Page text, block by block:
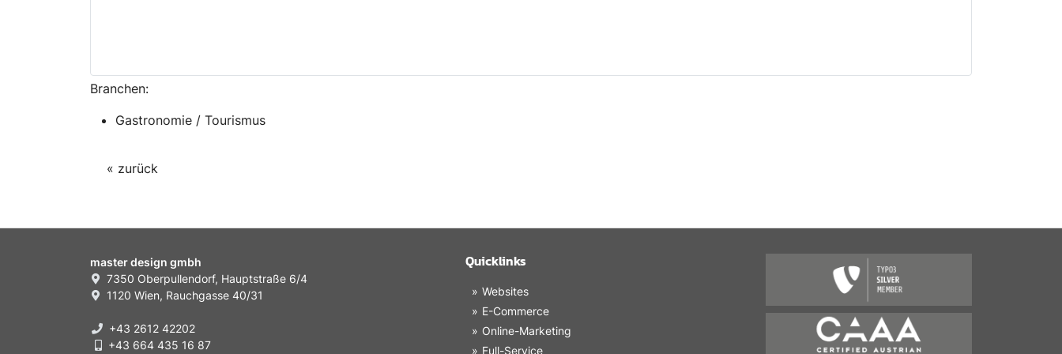
Branchen:
Gastronomie / Tourismus
« zurück
master design gmbh
7350 Oberpullendorf, Hauptstraße 6/4
1120 Wien, Rauchgasse 40/31
+43 2612 42202
+43 664 435 16 87
Quicklinks
Websites
E-Commerce
Online-Marketing
Full-Service